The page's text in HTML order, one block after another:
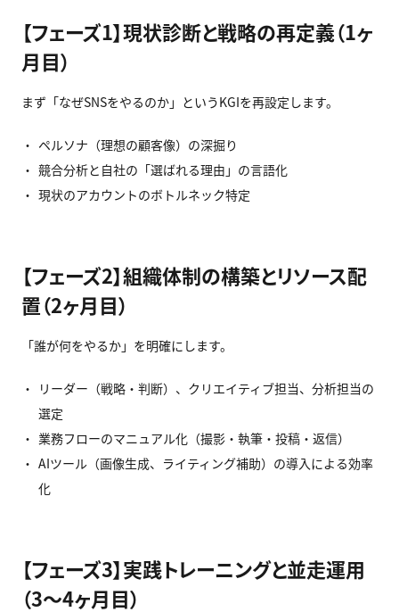
【フェーズ1】現状診断と戦略の再定義（1ヶ
月目）
まず「なぜSNSをやるのか」というKGIを再設定します。
ペルソナ（理想の顧客像）の深掘り
競合分析と自社の「選ばれる理由」の言語化
現状のアカウントのボトルネック特定
【フェーズ2】組織体制の構築とリソース配
置（2ヶ月目）
「誰が何をやるか」を明確にします。
リーダー（戦略・判断）、クリエイティブ担当、分析担当の
選定
業務フローのマニュアル化（撮影・執筆・投稿・返信）
AIツール（画像生成、ライティング補助）の導入による効率
化
【フェーズ3】実践トレーニングと並走運用
（3〜4ヶ月目）